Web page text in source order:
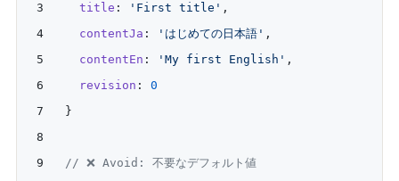
  title
: 'First title' ,
  contentJa
: 'はじめての日本語' ,
  contentEn
: 'My first English' ,
  revision
: 0
}
// ❌ Avoid: 不要なデフォルト値